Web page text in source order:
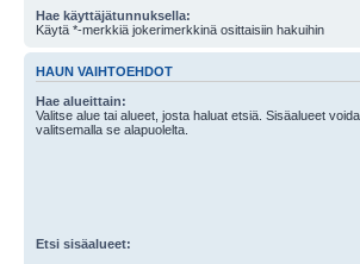
Hae käyttäjätunnuksella:
Käytä *-merkkiä jokerimerkkinä osittaisiin hakuihin
HAUN VAIHTOEHDOT
Hae alueittain:
Valitse alue tai alueet, josta haluat etsiä. Sisäalueet
valitsemalla se alapuolelta.
Etsi sisäalueet: